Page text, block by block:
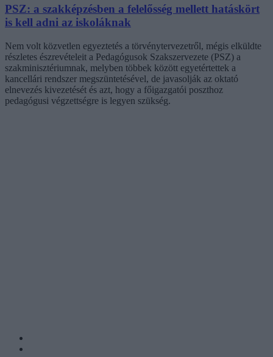
PSZ: a szakképzésben a felelősség mellett hatáskört
is kell adni az iskoláknak
Nem volt közvetlen egyeztetés a törvénytervezetről, mégis elküldte
részletes észrevételeit a Pedagógusok Szakszervezete (PSZ) a
szakminisztériumnak, melyben többek között egyetértettek a
kancellári rendszer megszüntetésével, de javasolják az oktató
elnevezés kivezetését és azt, hogy a főigazgatói poszthoz
pedagógusi végzettségre is legyen szükség.